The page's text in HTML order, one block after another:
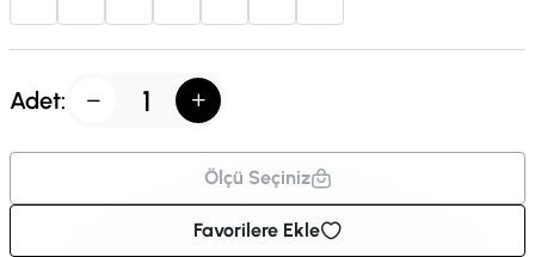
Adet:
Ölçü Seçiniz
Favorilere Ekle